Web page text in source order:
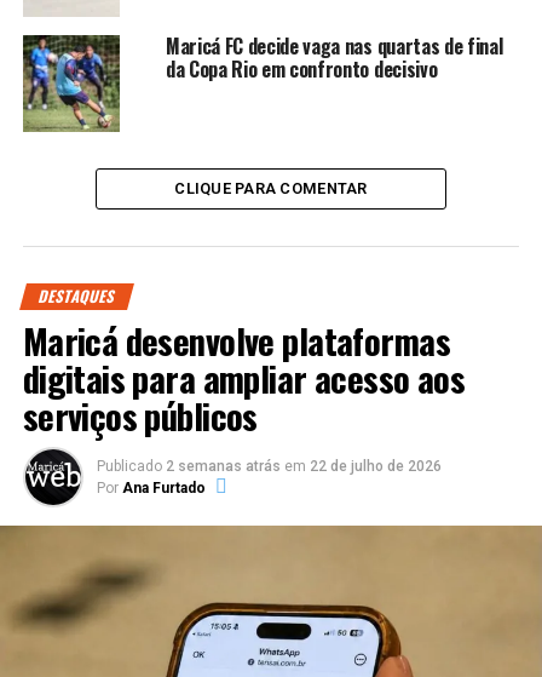
Maricá FC decide vaga nas quartas de final
da Copa Rio em confronto decisivo
CLIQUE PARA COMENTAR
DESTAQUES
Maricá desenvolve plataformas
digitais para ampliar acesso aos
serviços públicos
Publicado 2 semanas atrás em 22 de julho de 2026
Por Ana Furtado